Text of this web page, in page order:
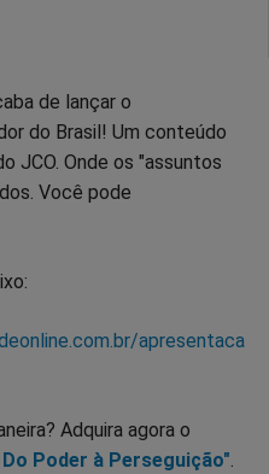
de lançar o
do Brasil! Um conteúdo
JCO. Onde os "assuntos
Você pode
apresentaca
Adquira agora o
Poder à Perseguição".